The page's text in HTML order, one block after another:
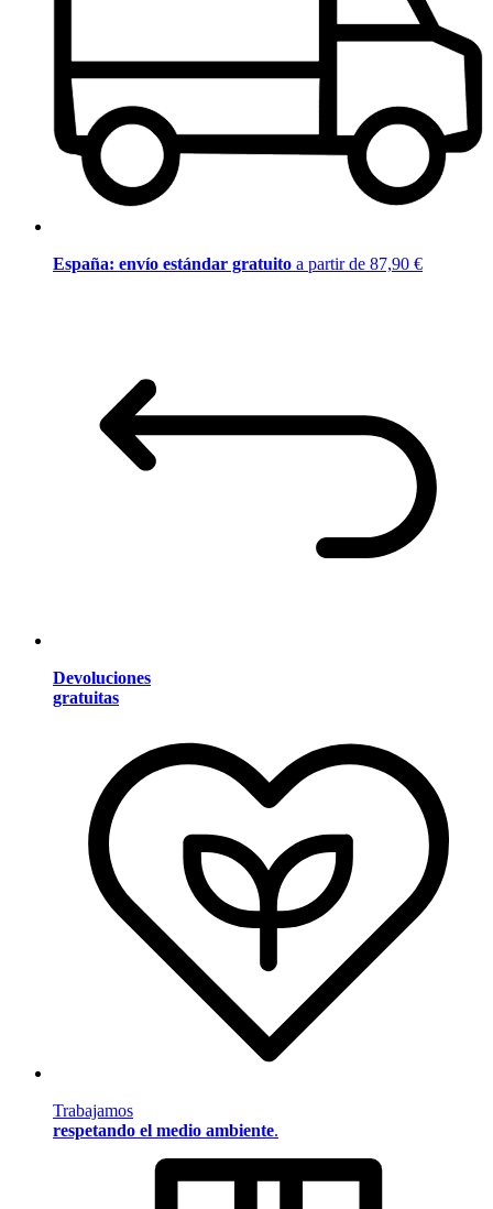
España: envío estándar gratuito a partir de 87,90 €
Devoluciones
gratuitas
Trabajamos
respetando el medio ambiente.